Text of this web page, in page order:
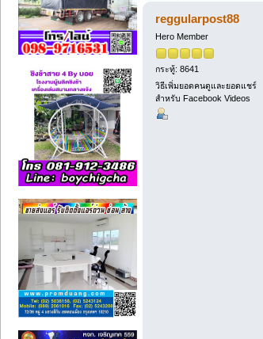
reggularpost88
Hero Member
กระทู้: 8641
วิธีเพิ่มยอดคนดูและยอดแชร์
สำหรับ Facebook Videos